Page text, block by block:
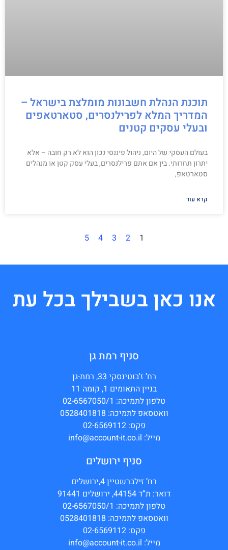
תוכנת הנהלת חשבונות מומלצת בישראל –
המדריך המלא לפרילנסרים, סטארטאפים
ובעלי עסקים קטנים
בעולם העסקי של היום, ניהול פיננסי נכון הוא לא רק חובה – אלא
יתרון תחרותי. בין אם אתם פרילנסרים, בעלי עסק קטן או מנהלים
סטארטאפ,
קרא עוד
1
2
3
4
5
אנו כאן בשבילך בכל עת
סניף רמת גן
רח’ ז'בוטינסקי 33, רמת-גן
בניין התאומים 1, קומה 11
טלפון לתמיכה: 02-6567050/1
וואטסאפ לתמיכה: 0528401818
פקס: 02-6569112
מייל: info@account-it.co.il
סניף ירושלים
רח’ זילברשטיין 4,ירושלים
דואר: ת”ד 44154, ירושלים 91441
טלפון לתמיכה: 02-6567050/1
וואטסאפ לתמיכה: 0528401818
פקס: 02-6569112
מייל: info@account-it.co.il